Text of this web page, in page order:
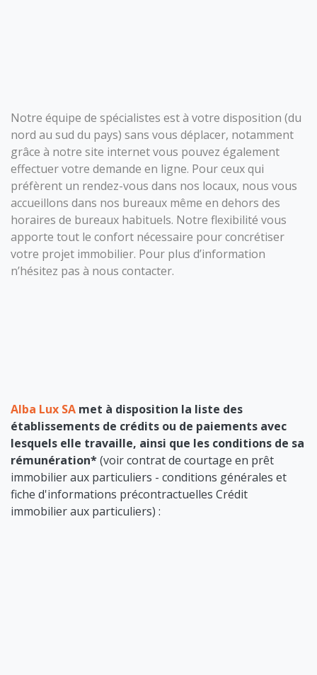
Notre équipe de spécialistes est à votre disposition (du
nord au sud du pays) sans vous déplacer, notamment
grâce à notre site internet vous pouvez également
effectuer votre demande en ligne. Pour ceux qui
préfèrent un rendez-vous dans nos locaux, nous vous
accueillons dans nos bureaux même en dehors des
horaires de bureaux habituels. Notre flexibilité vous
apporte tout le confort nécessaire pour concrétiser
votre projet immobilier. Pour plus d’information
n’hésitez pas à nous contacter.
Alba Lux SA met à disposition la liste des
établissements de crédits ou de paiements avec
lesquels elle travaille, ainsi que les conditions de sa
rémunération*(voir contrat de courtage en prêt
immobilier aux particuliers - conditions générales et
fiche d'informations précontractuelles Crédit
immobilier aux particuliers) :